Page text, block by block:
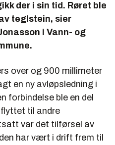
der i sin tid. Røret ble
teglstein, sier
i Vann- og
over og 900 millimeter
en ny avløpsledning i
forbindelse ble en del
til andre
var det tilførsel av
har vært i drift frem til